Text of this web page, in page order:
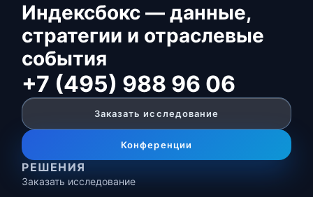
Индексбокс — данные,
стратегии и отраслевые
события
+7 (495) 988 96 06
Заказать исследование
Конференции
РЕШЕНИЯ
Заказать исследование